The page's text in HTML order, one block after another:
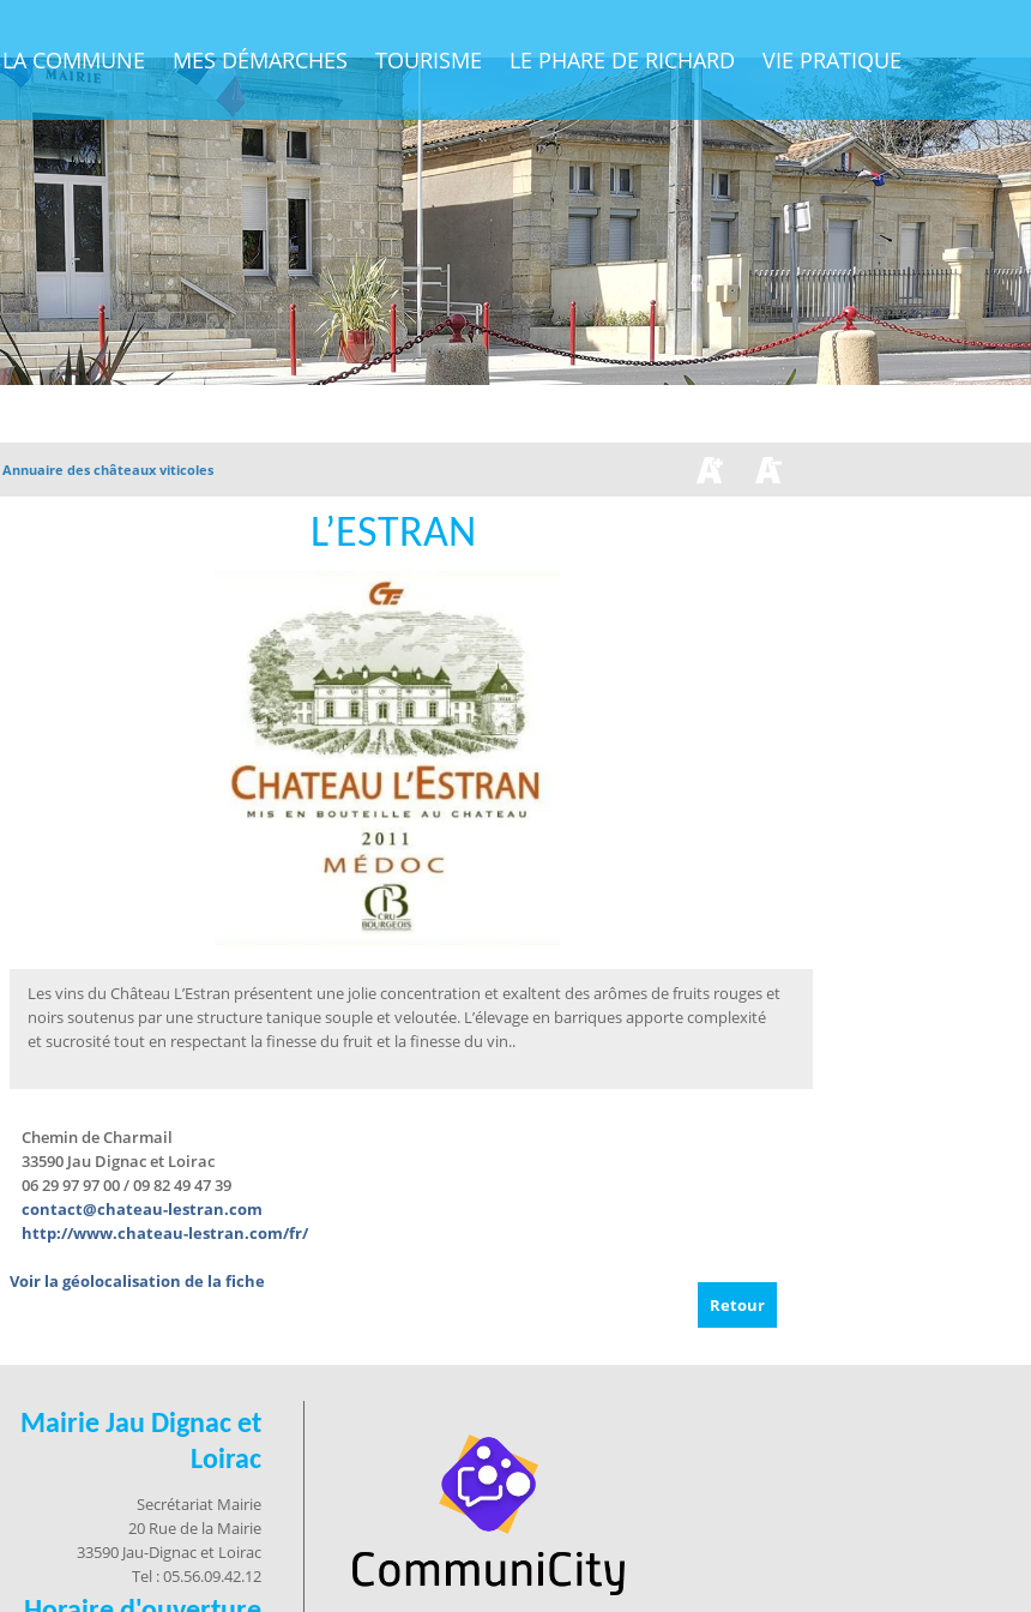
LA COMMUNE MES DÉMARCHES TOURISME LE PHARE DE RICHARD VIE PRATIQUE
Annuaire des châteaux viticoles
L’ESTRAN
Les vins du Château L’Estran présentent une jolie concentration et exaltent des arômes de fruits rouges et
noirs soutenus par une structure tanique souple et veloutée. L’élevage en barriques apporte complexité
et sucrosité tout en respectant la finesse du fruit et la finesse du vin..
Chemin de Charmail
33590 Jau Dignac et Loirac
06 29 97 97 00 / 09 82 49 47 39
contact@chateau-lestran.com
http://www.chateau-lestran.com/fr/
Voir la géolocalisation de la fiche
Retour
Mairie Jau Dignac et
Loirac
Secrétariat Mairie
20 Rue de la Mairie
33590 Jau-Dignac et Loirac
Tel : 05.56.09.42.12